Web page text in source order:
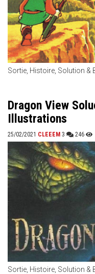
Sortie, Histoire, Solution
Dragon View
Illustrations
25/02/2021 CLEEEM 3 246
Sortie, Histoire, Solution